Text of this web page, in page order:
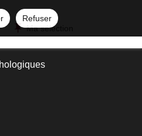
Refuser
Ma sélection